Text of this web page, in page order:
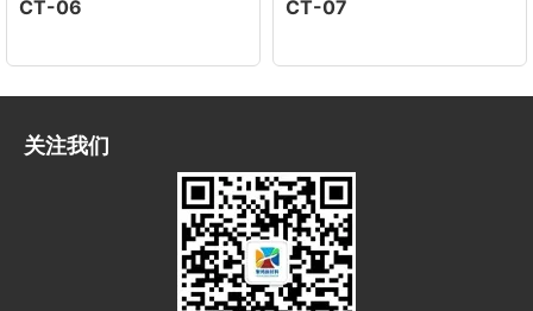
CT-06 CT-07
关注我们